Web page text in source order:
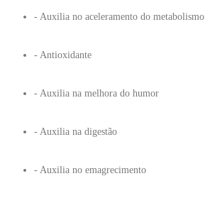
- Auxilia no aceleramento do metabolismo
- Antioxidante
- Auxilia na melhora do humor
- Auxilia na digestão
- Auxilia no emagrecimento